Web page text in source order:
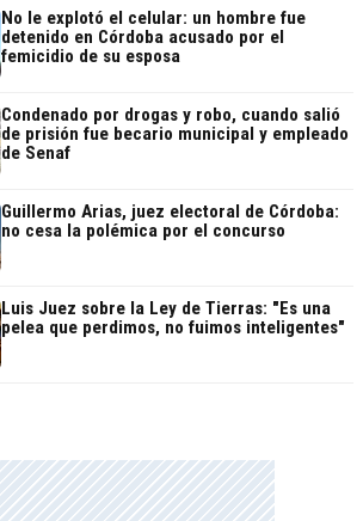
No le explotó el celular: un hombre fue
detenido en Córdoba acusado por el
femicidio de su esposa
Condenado por drogas y robo, cuando salió
de prisión fue becario municipal y empleado
de Senaf
Guillermo Arias, juez electoral de Córdoba:
no cesa la polémica por el concurso
Luis Juez sobre la Ley de Tierras: "Es una
pelea que perdimos, no fuimos inteligentes"